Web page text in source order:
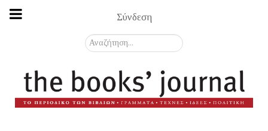
Σύνδεση
Αναζήτηση...